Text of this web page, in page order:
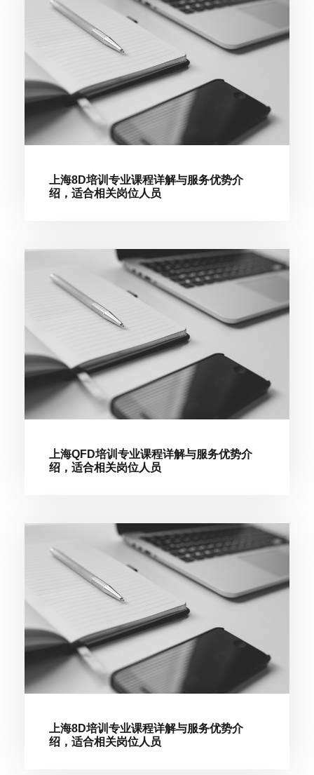
上海8D培训专业课程详解与服务优势介
绍，适合相关岗位人员
上海QFD培训专业课程详解与服务优势介
绍，适合相关岗位人员
上海8D培训专业课程详解与服务优势介
绍，适合相关岗位人员